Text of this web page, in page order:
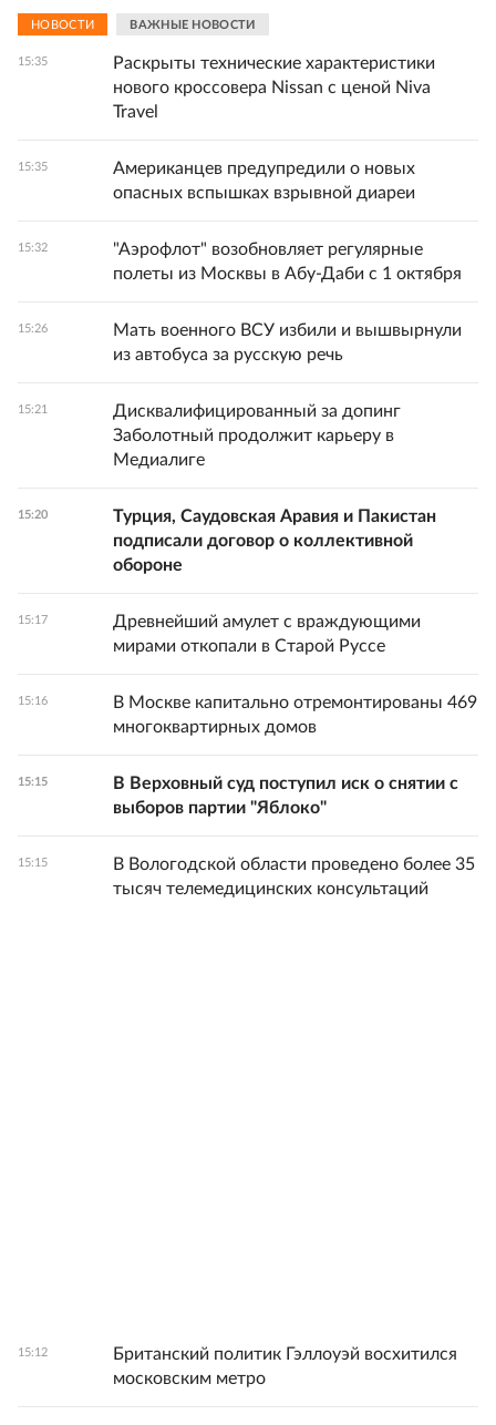
НОВОСТИ ВАЖНЫЕ НОВОСТИ
15:35
Раскрыты технические характеристики
нового кроссовера Nissan с ценой Niva
Travel
15:35
Американцев предупредили о новых
опасных вспышках взрывной диареи
15:32
"Аэрофлот" возобновляет регулярные
полеты из Москвы в Абу-Даби с 1 октября
15:26
Мать военного ВСУ избили и вышвырнули
из автобуса за русскую речь
15:21
Дисквалифицированный за допинг
Заболотный продолжит карьеру в
Медиалиге
15:20
Турция, Саудовская Аравия и Пакистан
подписали договор о коллективной
обороне
15:17
Древнейший амулет с враждующими
мирами откопали в Старой Руссе
15:16
В Москве капитально отремонтированы 469
многоквартирных домов
15:15
В Верховный суд поступил иск о снятии с
выборов партии "Яблоко"
15:15
В Вологодской области проведено более 35
тысяч телемедицинских консультаций
15:12
Британский политик Гэллоуэй восхитился
московским метро